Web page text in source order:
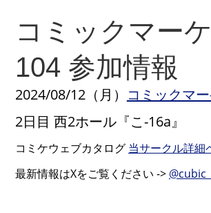
コミックマー
104 参加情報
2024/08/12（月） コミックマ
2日目 西2ホール『こ-16a』
コミケウェブカタログ 当サークル詳細
最新情報はXをご覧ください ->